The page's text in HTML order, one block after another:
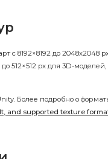
8192×8192 до 2048х2048
512×512 px для 3D-
Более подробно о
and supported texture